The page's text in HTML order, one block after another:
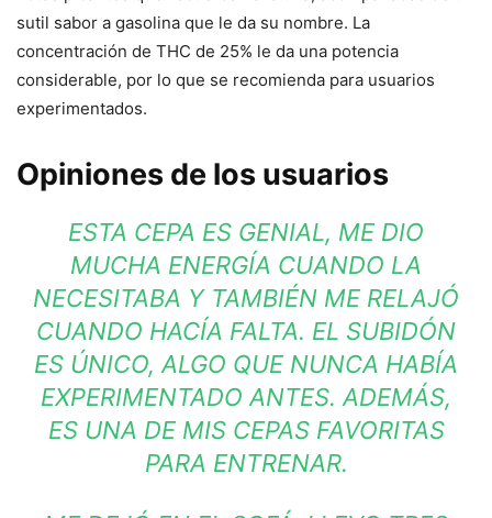
sutil sabor a gasolina que le da su nombre. La
concentración de THC de 25% le da una potencia
considerable, por lo que se recomienda para usuarios
experimentados.
Opiniones de los usuarios
ESTA CEPA ES GENIAL, ME DIO
MUCHA ENERGÍA CUANDO LA
NECESITABA Y TAMBIÉN ME RELAJÓ
CUANDO HACÍA FALTA. EL SUBIDÓN
ES ÚNICO, ALGO QUE NUNCA HABÍA
EXPERIMENTADO ANTES. ADEMÁS,
ES UNA DE MIS CEPAS FAVORITAS
PARA ENTRENAR.